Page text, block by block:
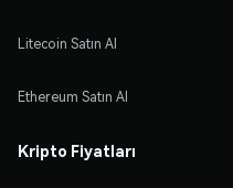
Litecoin Satın Al
Ethereum Satın Al
Kripto Fiyatları